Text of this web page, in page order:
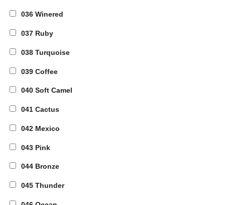
036 Winered
037 Ruby
038 Turquoise
039 Coffee
040 Soft Camel
041 Cactus
042 Mexico
043 Pink
044 Bronze
045 Thunder